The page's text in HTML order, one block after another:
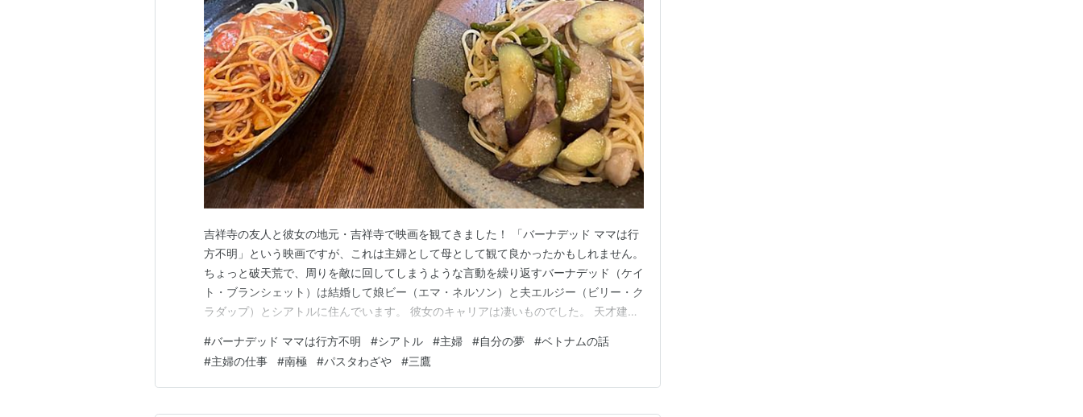
吉祥寺の友人と彼女の地元・吉祥寺で映画を観てきました！ 「バーナデッド ママは行
方不明」という映画ですが、これは主婦として母として観て良かったかもしれません。
ちょっと破天荒で、周りを敵に回してしまうような言動を繰り返すバーナデッド（ケイ
ト・ブランシェット）は結婚して娘ビー（エマ・ネルソン）と夫エルジー（ビリー・ク
ラダップ）とシアトルに住んでいます。 彼女のキャリアは凄いものでした。 天才建築
ると弱かった娘に常に付き添い、仕事一筋の夫とともにいつの日か自分の夢を忘れて暮
らしていたのです。 ↑ https://news…
#バーナデッド ママは行方不明 #シアトル #主婦 #自分の夢 #ベトナムの話
#主婦の仕事 #南極 #パスタわざや #三鷹